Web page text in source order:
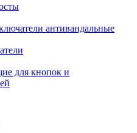
антивандальные
для кнопок и